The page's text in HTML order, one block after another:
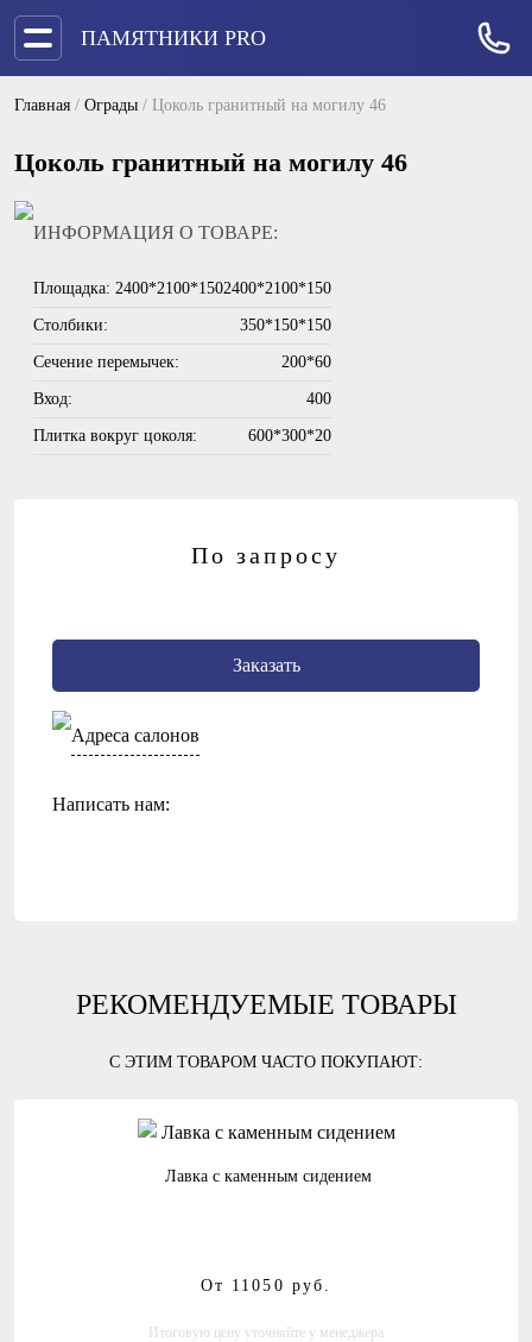
ПАМЯТНИКИ PRO
Главная / Ограды / Цоколь гранитный на могилу 46
Цоколь гранитный на могилу 46
ИНФОРМАЦИЯ О ТОВАРЕ:
Площадка: 2400*2100*1502400*2100*150
Столбики: 350*150*150
Сечение перемычек: 200*60
Вход: 400
Плитка вокруг цоколя: 600*300*20
По запросу
Заказать
Адреса салонов
Написать нам:
РЕКОМЕНДУЕМЫЕ ТОВАРЫ
С ЭТИМ ТОВАРОМ ЧАСТО ПОКУПАЮТ:
Лавка с каменным сидением
От 11050 руб.
Итоговую цену уточняйте у менеджера